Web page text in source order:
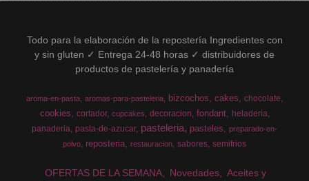
Todo para la elaboración de la repostería Ingredientes con
y sin gluten ✓ Entrega 24-48 horas ✓ distribuidores de
productos de pastelería y panadería
aroma-en-pasta aromas-para-pasteleria bizcochos cakes chocolate
cookies cortador cupcakes decoracion fondant
heladeria
panaderia pasta-de-azucar pasteleria pasteles
preparado-en-
polvo
reposteria restauracion sabores semifrios
OFERTAS DE LA SEMANA Novedades
Aceites y